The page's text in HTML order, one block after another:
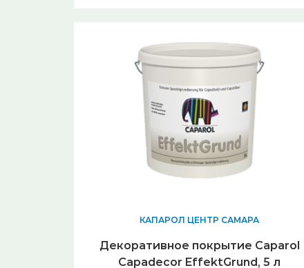
КАПАРОЛ ЦЕНТР САМАРА
Декоративное покрытие Caparol
Capadecor EffektGrund, 5 л